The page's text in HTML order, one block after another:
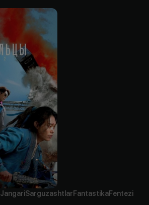
JangariSarguzashtlar FantastikaFentezi